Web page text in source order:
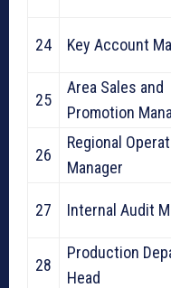
24 Key Account
25
Area Sales and
Promotion
26
Regional
Manager
27 Internal Audit
28
Production
Head